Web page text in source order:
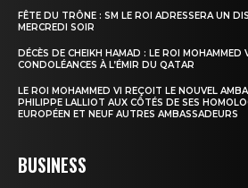
Insight
À propos
Formules d’abonnement
FÊTE DU TRÔNE : SM LE ROI ADRESSERA UN
MERCREDI SOIR
DÉCÈS DE CHEIKH HAMAD : LE ROI MOHAMMED
CONDOLÉANCES À L’ÉMIR DU QATAR
LE ROI MOHAMMED VI REÇOIT LE NOUVEL
PHILIPPE LALLIOT AUX CÔTÉS DE SES
EUROPÉEN ET NEUF AUTRES AMBASSADEURS
BUSINESS